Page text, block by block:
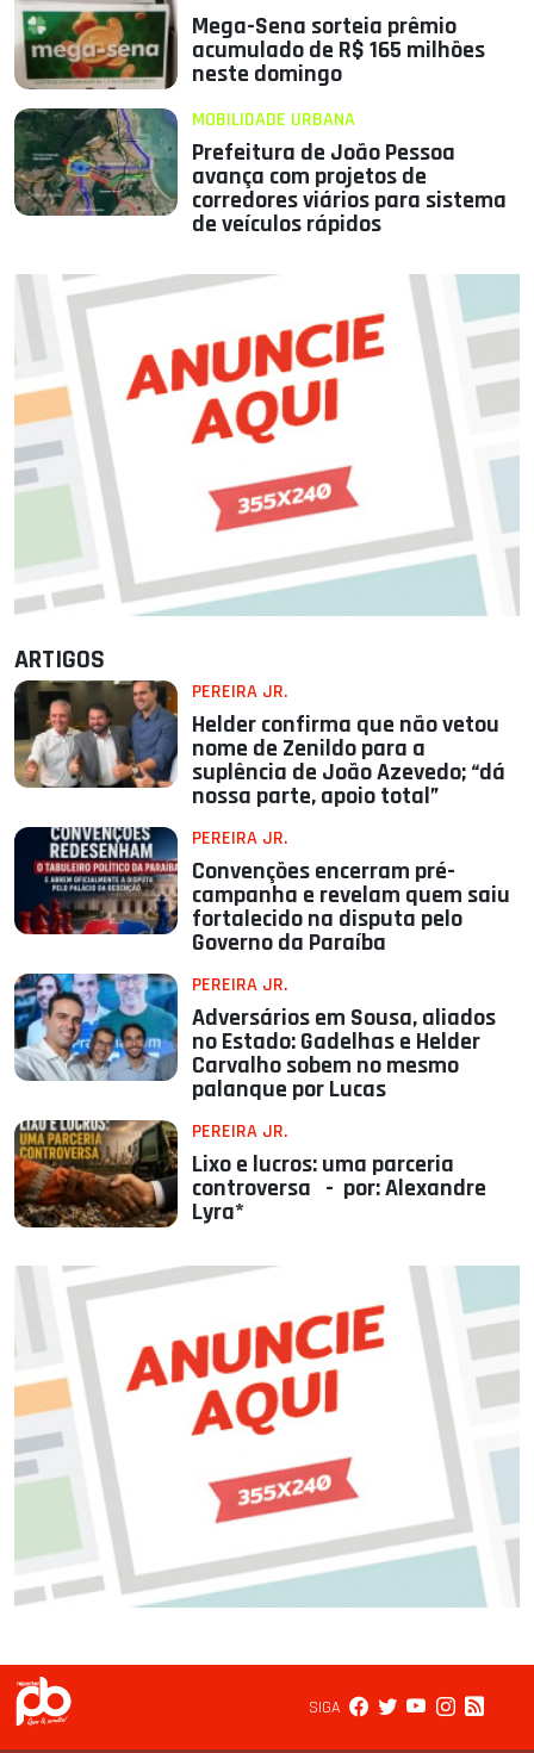
Mega-Sena sorteia prêmio
acumulado de R$ 165 milhões
neste domingo
MOBILIDADE URBANA
Prefeitura de João Pessoa
avança com projetos de
corredores viários para sistema
de veículos rápidos
ARTIGOS
PEREIRA JR.
Helder confirma que não vetou
nome de Zenildo para a
suplência de João Azevedo; “dá
nossa parte, apoio total”
PEREIRA JR.
Convenções encerram pré-
campanha e revelam quem saiu
fortalecido na disputa pelo
Governo da Paraíba
PEREIRA JR.
Adversários em Sousa, aliados
no Estado: Gadelhas e Helder
Carvalho sobem no mesmo
palanque por Lucas
PEREIRA JR.
Lixo e lucros: uma parceria
controversa - por: Alexandre
Lyra*
SIGA